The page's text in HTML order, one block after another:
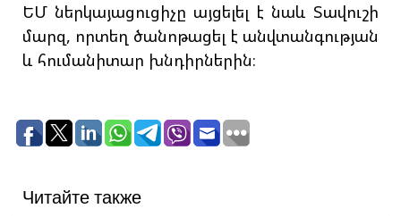
ԵՄ ներկայացուցիչը այցելել է նաև Տավուշի
մարզ, որտեղ ծանոթացել է անվտանգության
և հումանիտար խնդիրներին։
Читайте также